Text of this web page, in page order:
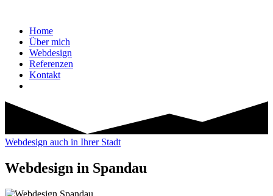
Home
Über mich
Webdesign
Referenzen
Kontakt
Webdesign auch in Ihrer Stadt
Webdesign in Spandau